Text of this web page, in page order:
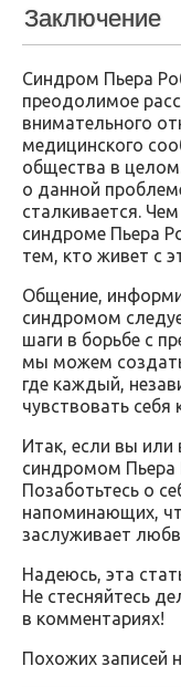
Заключение
Синдром Пьера
преодолимое
внимательного
медицинского
общества в
о данной
сталкивается.
синдроме Пьера
тем, кто живет с
Общение,
синдромом
шаги в борьбе с
мы можем
где каждый,
чувствовать
Итак, если вы или
синдромом Пьера
Позаботьтесь о
напоминающих,
заслуживает
Надеюсь, эта
Не стесняйтесь
в комментариях!
Похожих записей